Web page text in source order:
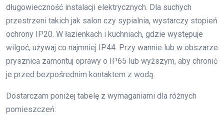
długowieczność instalacji elektrycznych. Dla suchych
przestrzeni takich jak salon czy sypialnia, wystarczy stopień
ochrony IP20. W łazienkach i kuchniach, gdzie występuje
wilgoć, używaj co najmniej IP44. Przy wannie lub w obszarze
prysznica zamontuj oprawy o IP65 lub wyższym, aby chronić
je przed bezpośrednim kontaktem z wodą.
Dostarczam poniżej tabelę z wymaganiami dla różnych
pomieszczeń: